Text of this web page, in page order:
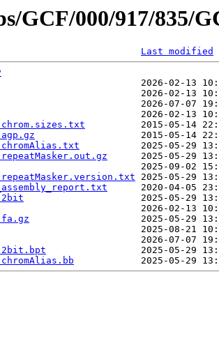
GCF/000/917/835/
Last modified
2026-02-13
2026-02-13
2026-07-07
2026-02-13
2015-05-14
2015-05-14
2025-05-29
2025-05-29
2025-09-02
2025-05-29
2020-04-05
2025-05-29
2026-02-13
2025-05-29
2025-08-21
2026-07-07
2025-05-29